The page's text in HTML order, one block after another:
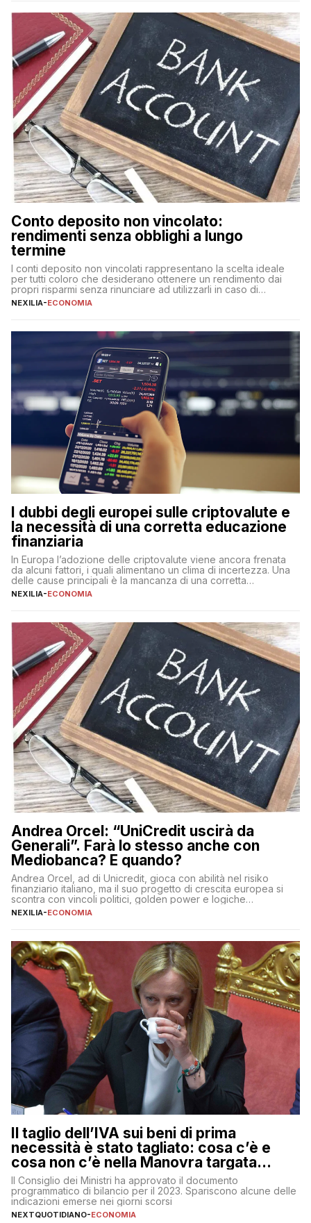
fare se non […]
Conto deposito non vincolato:
rendimenti senza obblighi a lungo
termine
I conti deposito non vincolati rappresentano la scelta ideale
per tutti coloro che desiderano ottenere un rendimento dai
propri risparmi senza rinunciare ad utilizzarli in caso di
necessità. A differenza delle forme vincolate tradizionali,
flessibilità e rendimento. Come funzionano […]
NEXILIA-ECONOMIA
I dubbi degli europei sulle criptovalute e
la necessità di una corretta educazione
finanziaria
In Europa l’adozione delle criptovalute viene ancora frenata
da alcuni fattori, i quali alimentano un clima di incertezza. Una
delle cause principali è la mancanza di una corretta
educazione finanziaria, che impedisce ad una larga parte della
sulle criptovalute: […]
NEXILIA-ECONOMIA
Andrea Orcel: “UniCredit uscirà da
Generali”. Farà lo stesso anche con
Mediobanca? E quando?
Andrea Orcel, ad di Unicredit, gioca con abilità nel risiko
finanziario italiano, ma il suo progetto di crescita europea si
scontra con vincoli politici, golden power e logiche
protezionistiche. Orcel e la mossa su Generali Andrea Orcel,
NEXILIA-ECONOMIA
Il taglio dell’IVA sui beni di prima
necessità è stato tagliato: cosa c’è e
cosa non c’è nella Manovra targata
Meloni
Il Consiglio dei Ministri ha approvato il documento
programmatico di bilancio per il 2023. Spariscono alcune delle
indicazioni emerse nei giorni scorsi
NEXTQUOTIDIANO-ECONOMIA